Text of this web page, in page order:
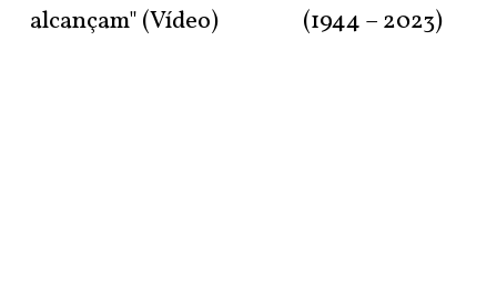
alcançam" (Vídeo)
(1944 – 2023)